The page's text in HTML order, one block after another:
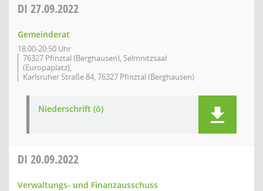
DI 27.09.2022
Gemeinderat
18:00-20:50 Uhr
76327 Pfinztal (Berghausen), Selmnitzsaal
(Europaplatz),
Karlsruher Straße 84, 76327 Pfinztal (Berghausen)
Niederschrift (ö)
DI 20.09.2022
Verwaltungs- und Finanzausschuss